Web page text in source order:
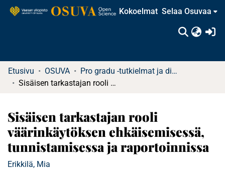
Kokoelmat Selaa Osuvaa
Etusivu OSUVA
Pro gradu -tutkielmat ja diplomityöt (rajattu saatavuus)
Sisäisen tarkastajan rooli väärinkäytöksen ehkäisemisessä, tunnistamisessa ja raportoinnissa
Sisäisen tarkastajan rooli
väärinkäytöksen ehkäisemisessä,
tunnistamisessa ja raportoinnissa
Erikkilä, Mia